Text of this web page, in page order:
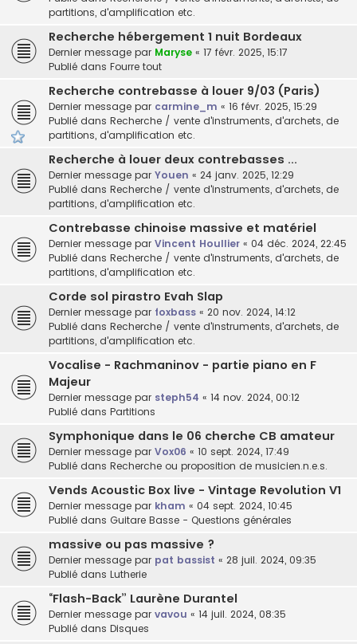
partitions, d'amplification etc.
Recherche hébergement 1 nuit Bordeaux
Dernier message par Maryse « 17 févr. 2025, 15:17
Publié dans Fourre tout
Recherche contrebasse à louer 9/03 (Paris)
Dernier message par carmine_m « 16 févr. 2025, 15:29
Publié dans Recherche / vente d'instruments, d'archets, de
partitions, d'amplification etc.
Recherche à louer deux contrebasses ...
Dernier message par Youen « 24 janv. 2025, 12:29
Publié dans Recherche / vente d'instruments, d'archets, de
partitions, d'amplification etc.
Contrebasse chinoise massive et matériel
Dernier message par Vincent Houllier « 04 déc. 2024, 22:45
Publié dans Recherche / vente d'instruments, d'archets, de
partitions, d'amplification etc.
Corde sol pirastro Evah Slap
Dernier message par foxbass « 20 nov. 2024, 14:12
Publié dans Recherche / vente d'instruments, d'archets, de
partitions, d'amplification etc.
Vocalise - Rachmaninov - partie piano en F
Majeur
Dernier message par steph54 « 14 nov. 2024, 00:12
Publié dans Partitions
Symphonique dans le 06 cherche CB amateur
Dernier message par Vox06 « 10 sept. 2024, 17:49
Publié dans Recherche ou proposition de musicien.n.e.s.
Vends Acoustic Box live - Vintage Revolution V1
Dernier message par kham « 04 sept. 2024, 10:45
Publié dans Guitare Basse - Questions générales
massive ou pas massive ?
Dernier message par pat bassist « 28 juil. 2024, 09:35
Publié dans Lutherie
“Flash-Back” Laurène Durantel
Dernier message par vavou « 14 juil. 2024, 08:35
Publié dans Disques